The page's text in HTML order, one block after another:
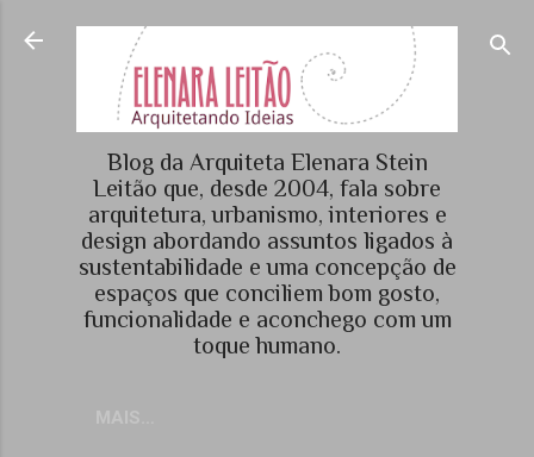
Pular para o conteúdo principal
Blog da Arquiteta Elenara Stein
Leitão que, desde 2004, fala sobre
arquitetura, urbanismo, interiores e
design abordando assuntos ligados à
sustentabilidade e uma concepção de
espaços que conciliem bom gosto,
funcionalidade e aconchego com um
toque humano.